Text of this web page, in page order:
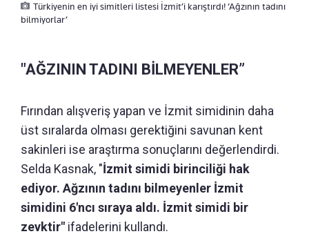
Türkiyenin en iyi simitleri listesi İzmit’i karıştırdı! ‘Ağzının tadını
bilmiyorlar’
"AĞZININ TADINI BİLMEYENLER”
Fırından alışveriş yapan ve İzmit simidinin daha
üst sıralarda olması gerektiğini savunan kent
sakinleri ise araştırma sonuçlarını değerlendirdi.
Selda Kasnak, "İzmit simidi birinciliği hak
ediyor. Ağzının tadını bilmeyenler İzmit
simidini 6'ncı sıraya aldı. İzmit simidi bir
zevktir" ifadelerini kullandı.